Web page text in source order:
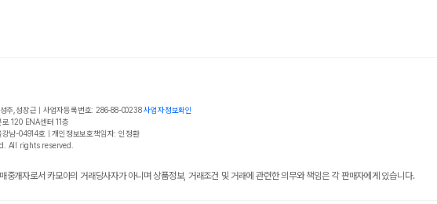
주,성장근 | 사업자등록번호: 286-88-00238 사업자정보확인
120 ENA센터 11층
남-04914호 | 개인정보보호책임자: 인정환
All rights reserved.
중개자로서 카모아의 거래당사자가 아니며 상품정보, 거래조건 및 거래에 관련한 의무와 책임은 각 판매자에게 있습니다.